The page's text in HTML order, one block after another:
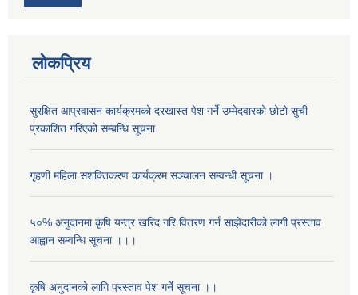
लोकप्रिय
सुरक्षित आप्रवासन कार्यक्रमको दरखास्त पेश गर्ने उम्मेदवारको छोटो सुची
प्रकाशित गरिएको सम्बन्धि सूचना
गृहणी महिला सशक्तिकरण कार्यक्रम सञ्चालन सम्वन्धी सूचना ।
५०% अनुदानमा कृषि यन्त्र खरिद गरि वितरण गर्न साझेदारीको लागी प्रस्ताव
आह्वान सम्वन्धि सूचना ।।।
कृषि अनुदानको लागि प्रस्ताव पेश गर्ने सूचना ।।